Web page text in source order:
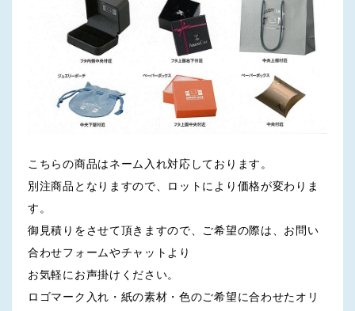
こちらの商品はネーム入れ対応しております。
別注商品となりますので、ロットにより価格が変わりま
す。
御見積りをさせて頂きますので、ご希望の際は、お問い
合わせフォームやチャットより
お気軽にお声掛けください。
ロゴマーク入れ・紙の素材・色のご希望に合わせたオリ